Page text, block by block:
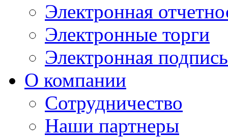
Электронная
Электронные торги
Электронная подпись
О компании
Сотрудничество
Наши партнеры